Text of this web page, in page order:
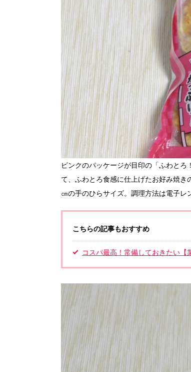
ピンクのパッケージが目印の「ふわと
て、ふわとろ食感に仕上げたお好み焼
㎝の手のひらサイズ。調理方法は電子レ
こちらの記事もおすすめ
コスパ最高！常備しておきたい【